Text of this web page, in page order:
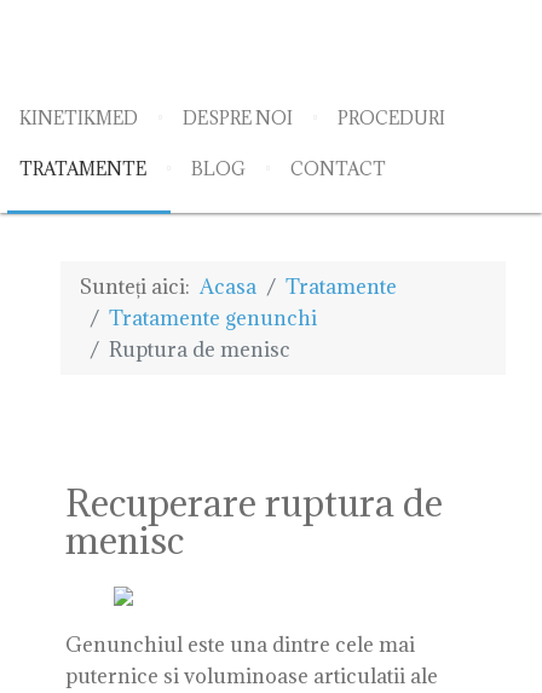
KINETIKMED DESPRE NOI PROCEDURI
TRATAMENTE BLOG CONTACT
Sunteți aici: Acasa
Tratamente
Tratamente genunchi
Ruptura de menisc
Recuperare ruptura de
menisc
Genunchiul este una dintre cele mai
puternice si voluminoase articulatii ale